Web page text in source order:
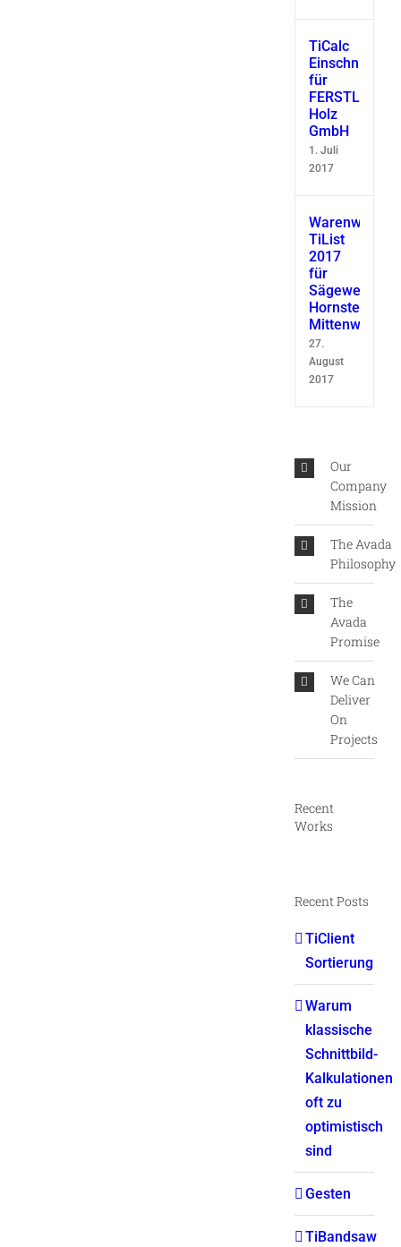
TiCalc
für
FERSTL
Holz
GmbH
1. Juli
2017
TiList
2017
für
Sägewerk
Hornsteiner
Mittenwald
27.
August
2017
Our
Company
Mission
The Avada
Philosophy
The
Avada
Promise
We Can
Deliver
On
Projects
Recent
Works
Recent Posts
TiClient
Sortierung
Warum
klassische
Schnittbild-
Kalkulationen
oft zu
optimistisch
sind
Gesten
TiBandsaw